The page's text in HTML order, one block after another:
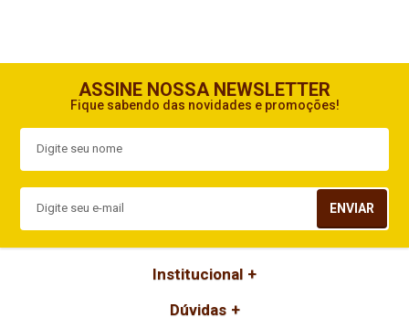
ASSINE NOSSA NEWSLETTER
Fique sabendo das novidades e promoções!
ENVIAR
Institucional
Dúvidas